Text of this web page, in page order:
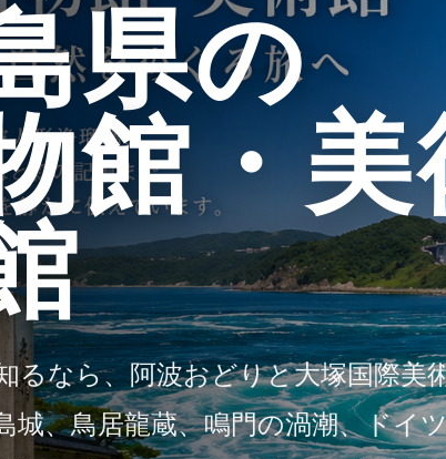
県の
館・
るなら、阿波おどりと大塚国際美
城、鳥居龍蔵、鳴門の渦潮、ドイ